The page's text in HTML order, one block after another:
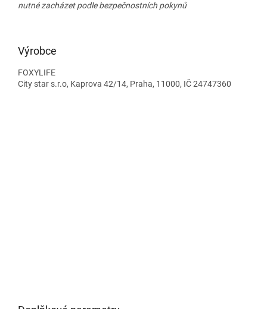
nutné zacházet podle bezpečnostních pokynů
Výrobce
FOXYLIFE
City star s.r.o, Kaprova 42/14, Praha, 11000, IČ 24747360